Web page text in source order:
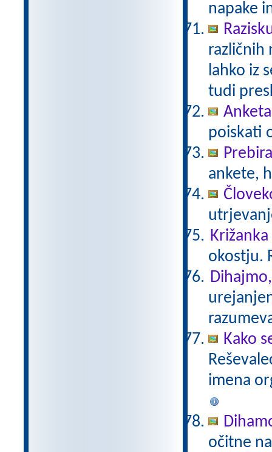
napake
različnih
lahko iz
tudi
poiskati
ankete,
okostju.
Kako
imena
očitne